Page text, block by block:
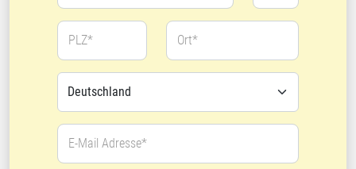
PLZ* Ort*
E-Mail Adresse*